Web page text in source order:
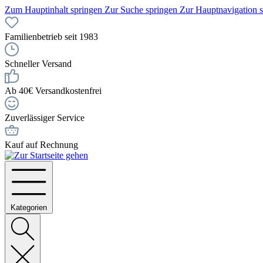
Zum Hauptinhalt springen Zur Suche springen Zur Hauptnavigation
Familienbetrieb seit 1983
Schneller Versand
Ab 40€ Versandkostenfrei
Zuverlässiger Service
Kauf auf Rechnung
Kategorien